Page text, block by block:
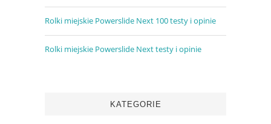
Rolki miejskie Powerslide Next 100 testy i opinie
Rolki miejskie Powerslide Next testy i opinie
KATEGORIE